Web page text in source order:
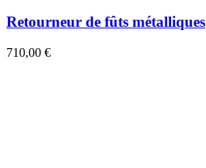
Retourneur de fûts métalliques
710,00 €